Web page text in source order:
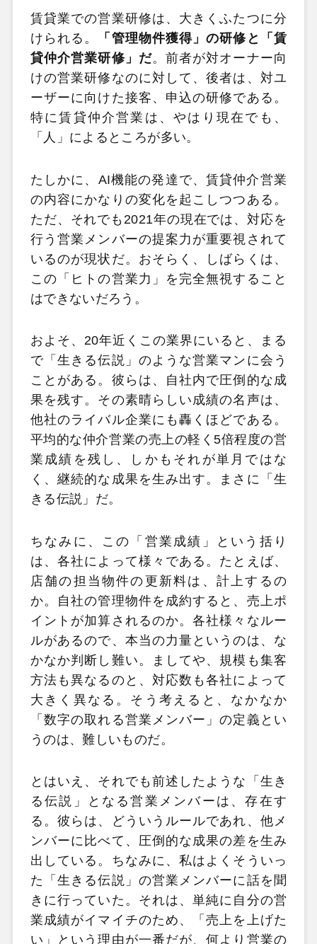
賃貸業での営業研修は、大きくふたつに分
けられる。
「管理物件獲得」の研修と「賃
貸仲介営業研修」だ。前者が対オーナー向
けの営業研修なのに対して、後者は、対ユ
ーザーに向けた接客、申込の研修である。
特に賃貸仲介営業は、やはり現在でも、
「人」によるところが多い。
たしかに、AI機能の発達で、賃貸仲介営業
の内容にかなりの変化を起こしつつある。
ただ、それでも2021年の現在では、対応を
行う営業メンバーの提案力が重要視されて
いるのが現状だ。おそらく、しばらくは、
この「ヒトの営業力」を完全無視すること
はできないだろう。
およそ、20年近くこの業界にいると、まる
で「生きる伝説」のような営業マンに会う
ことがある。彼らは、自社内で圧倒的な成
果を残す。その素晴らしい成績の名声は、
他社のライバル企業にも轟くほどである。
平均的な仲介営業の売上の軽く5倍程度の営
業成績を残し、しかもそれが単月ではな
く、継続的な成果を生み出す。まさに「生
きる伝説」だ。
ちなみに、この「営業成績」という括り
は、各社によって様々である。たとえば、
店舗の担当物件の更新料は、計上するの
か。自社の管理物件を成約すると、売上ポ
イントが加算されるのか。各社様々なルー
ルがあるので、本当の力量というのは、な
かなか判断し難い。ましてや、規模も集客
方法も異なるのと、対応数も各社によって
大きく異なる。そう考えると、なかなか
「数字の取れる営業メンバー」の定義とい
うのは、難しいものだ。
とはいえ、それでも前述したような「生き
る伝説」となる営業メンバーは、存在す
る。彼らは、どういうルールであれ、他メ
ンバーに比べて、圧倒的な成果の差を生み
出している。ちなみに、私はよくそういっ
た「生きる伝説」の営業メンバーに話を聞
きに行っていた。それは、単純に自分の営
業成績がイマイチのため、「売上を上げた
い」という理由が一番だが、何より営業の